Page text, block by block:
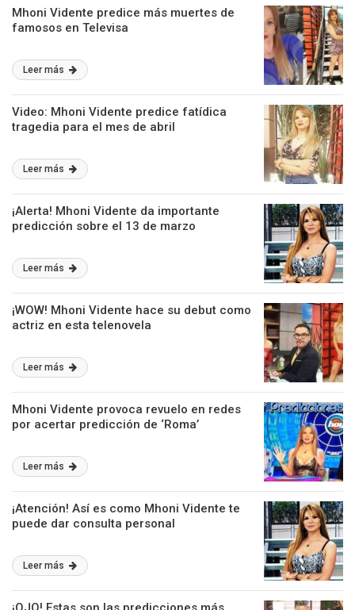
Mhoni Vidente predice más muertes de
famosos en Televisa
Leer más
Video: Mhoni Vidente predice fatídica
tragedia para el mes de abril
Leer más
¡Alerta! Mhoni Vidente da importante
predicción sobre el 13 de marzo
Leer más
¡WOW! Mhoni Vidente hace su debut como
actriz en esta telenovela
Leer más
Mhoni Vidente provoca revuelo en redes
por acertar predicción de ‘Roma’
Leer más
¡Atención! Así es como Mhoni Vidente te
puede dar consulta personal
Leer más